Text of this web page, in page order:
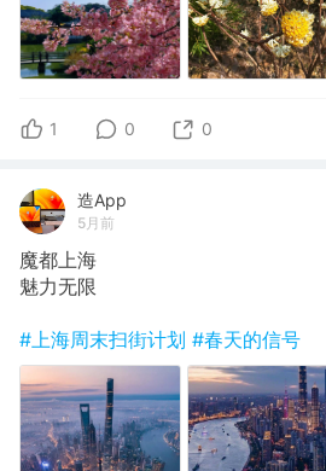
1 0 0
造App
5月前
魔都上海
魅力无限
#上海周末扫街计划 #春天的信号